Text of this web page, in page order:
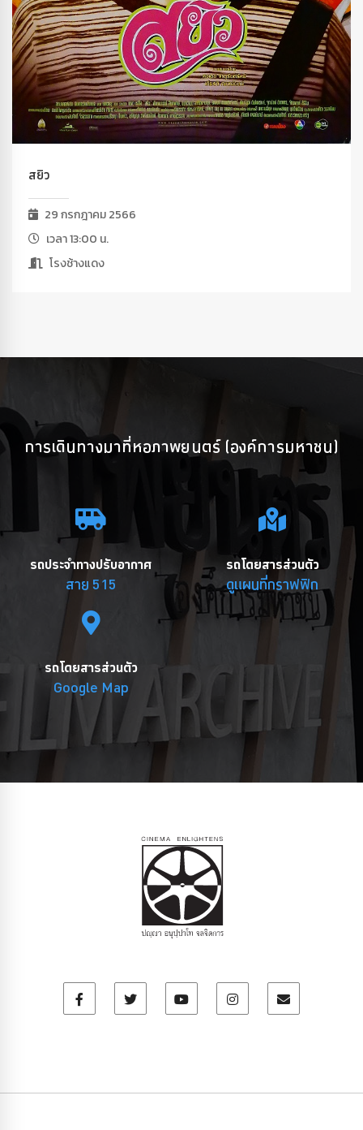
สยิว
29 กรกฎาคม 2566
เวลา 13:00 น.
โรงช้างแดง
การเดินทางมาที่หอภาพยนตร์ (องค์การมหาชน)
รถประจำทางปรับอากาศ
สาย 515
รถโดยสารส่วนตัว
ดูแผนที่กราฟฟิก
รถโดยสารส่วนตัว
Google Map